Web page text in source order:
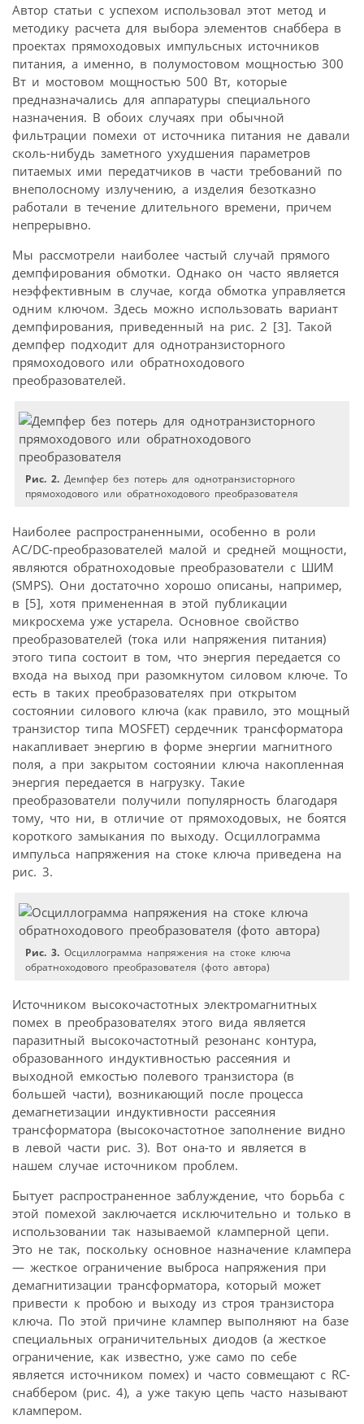
Автор статьи с успехом использовал этот метод и
методику расчета для выбора элементов снаббера в
проектах прямоходовых импульсных источников
питания, а именно, в полумостовом мощностью 300
Вт и мостовом мощностью 500 Вт, которые
предназначались для аппаратуры специального
назначения. В обоих случаях при обычной
фильтрации помехи от источника питания не давали
сколь-нибудь заметного ухудшения параметров
питаемых ими передатчиков в части требований по
внеполосному излучению, а изделия безотказно
работали в течение длительного времени, причем
непрерывно.
Мы рассмотрели наиболее частый случай прямого
демпфирования обмотки. Однако он часто является
неэффективным в случае, когда обмотка управляется
одним ключом. Здесь можно использовать вариант
демпфирования, приведенный на рис. 2 [3]. Такой
демпфер подходит для однотранзисторного
прямоходового или обратноходового
преобразователей.
Рис. 2. Демпфер без потерь для однотранзисторного
прямоходового или обратноходового преобразователя
Наиболее распространенными, особенно в роли
AC/DC-преобразователей малой и средней мощности,
являются обратно­ходовые преобразователи с ШИМ
(SMPS). Они достаточно хорошо описаны, например,
в [5], хотя примененная в этой публикации
микросхема уже устарела. Основное свойство
преобразователей (тока или напряжения питания)
этого типа состоит в том, что энергия передается со
входа на выход при разомкнутом силовом ключе. То
есть в таких преобразователях при открытом
состоянии силового ключа (как правило, это мощный
транзистор типа MOSFET) сердечник трансформатора
накапливает энергию в форме энергии магнитного
поля, а при закрытом состоянии ключа накопленная
энергия передается в нагрузку. Такие
преобразователи получили популярность благодаря
тому, что ни, в отличие от прямоходовых, не боятся
короткого замыкания по выходу. Осциллограмма
импульса напряжения на стоке ключа приведена на
рис. 3.
Рис. 3. Осциллограмма напряжения на стоке ключа
обратноходового преобразователя (фото автора)
Источником высокочастотных электромагнитных
помех в преобразователях этого вида является
паразитный высокочастотный резонанс контура,
образованного индуктивностью рассеяния и
выходной емкостью полевого транзистора (в
большей части), возникающий после процесса
демагнетизации индуктивности рассеяния
трансформатора (высокочастотное заполнение видно
в левой части рис. 3). Вот она-то и является в
нашем случае источником проблем.
Бытует распространенное заблуждение, что борьба с
этой помехой заключается исключительно и только в
использовании так называемой кламперной цепи.
Это не так, поскольку основное назначение клампера
— жесткое ограничение выброса напряжения при
демагнитизации трансформатора, который может
привести к пробою и выходу из строя транзистора
ключа. По этой причине клампер выполняют на базе
специальных ограничительных диодов (а жесткое
ограничение, как известно, уже само по себе
является источником помех) и часто совмещают с RC-
снаббером (рис. 4), а уже такую цепь часто называют
клампером.